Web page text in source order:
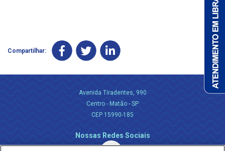
Compartilhar:
Avenida Tiradentes, 990
Centro - Matão - SP
CEP 15990-185
Nossas Redes Sociais